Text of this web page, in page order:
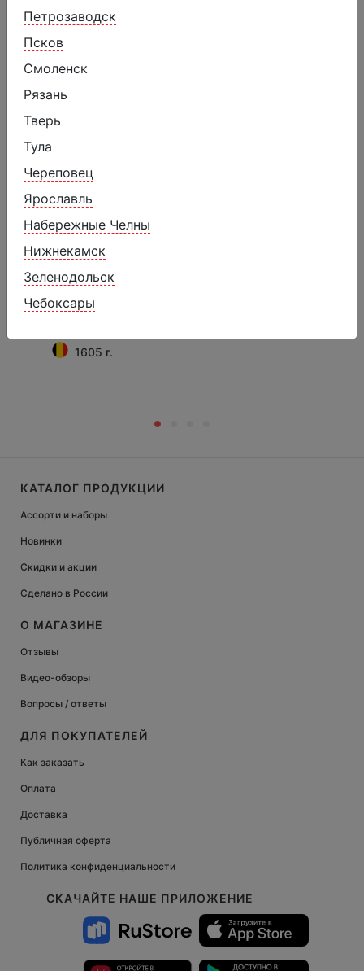
Петрозаводск
Псков
Смоленск
Рязань
Тверь
Тула
Череповец
Ярославль
Набережные Челны
Нижнекамск
Зеленодольск
Чебоксары
Замороженный десерт "Двойной
ананас" с кусочками ананаса
1605 г.
СКАЧАЙТЕ НАШЕ ПРИЛОЖЕНИЕ
КАТАЛОГ ПРОДУКЦИИ
Ассорти и наборы
Новинки
Скидки и акции
Сделано в России
О МАГАЗИНЕ
Отзывы
Видео-обзоры
Вопросы / ответы
ДЛЯ ПОКУПАТЕЛЕЙ
Как заказать
Оплата
Доставка
Публичная оферта
Политика конфиденциальности